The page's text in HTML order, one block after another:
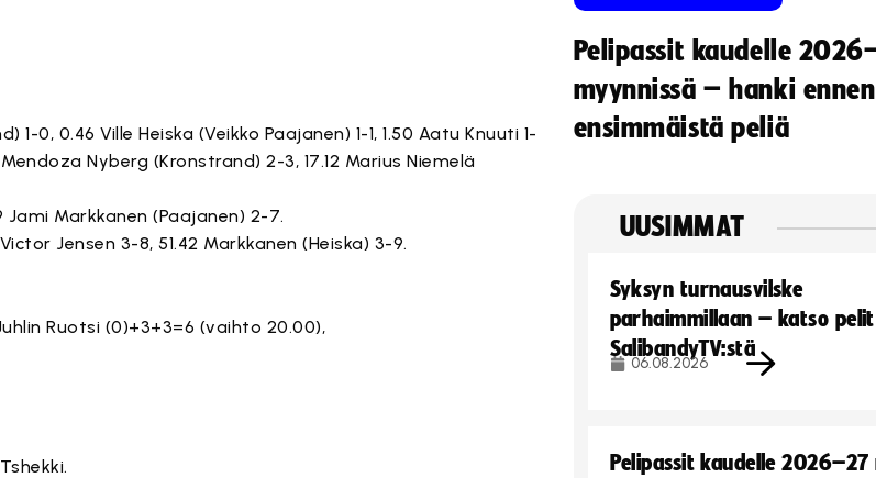
1-0, 0.46 Ville Heiska (Veikko Paajanen) 1-1, 1.50 Aatu Knuuti 1-
Nyberg (Kronstrand) 2-3, 17.12 Marius Niemelä
Jami Markkanen (Paajanen) 2-7.
Jensen 3-8, 51.42 Markkanen (Heiska) 3-9.
Ruotsi (0)+3+3=6 (vaihto 20.00),
Pelipassit kaudelle
myynnissä – hanki ennen
ensimmäistä peliä
UUSIMMAT
Syksyn turnausvilske
parhaimmillaan – katso pelit
SalibandyTV:stä
06.08.2026
Pelipassit kaudelle